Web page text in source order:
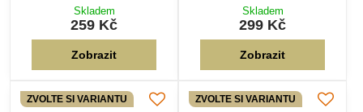
Skladem
259 Kč
Zobrazit
Skladem
299 Kč
Zobrazit
ZVOLTE SI VARIANTU ZVOLTE SI VARIANTU